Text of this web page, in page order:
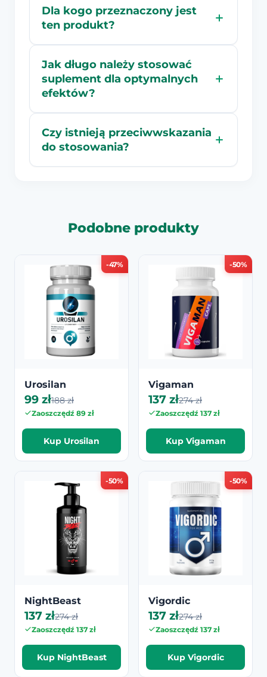
Dla kogo przeznaczony jest
ten produkt?
Jak długo należy stosować
suplement dla optymalnych
efektów?
Czy istnieją przeciwwskazania
do stosowania?
Podobne produkty
-47%
Urosilan
99 zł188 zł
Zaoszczędź 89 zł
Kup Urosilan
-50%
Vigaman
137 zł274 zł
Zaoszczędź 137 zł
Kup Vigaman
-50%
NightBeast
137 zł274 zł
Zaoszczędź 137 zł
Kup NightBeast
-50%
Vigordic
137 zł274 zł
Zaoszczędź 137 zł
Kup Vigordic